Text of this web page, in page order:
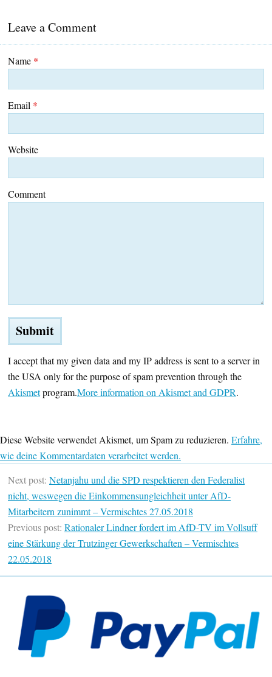
Leave a Comment
Name *
Email *
Website
Comment
I accept that my given data and my IP address is sent to a server in
the USA only for the purpose of spam prevention through the
Akismetprogram.More information on Akismet and GDPR.
Diese Website verwendet Akismet, um Spam zu reduzieren. Erfahre,
wie deine Kommentardaten verarbeitet werden.
Next post: Netanjahu und die SPD respektieren den Federalist
nicht, weswegen die Einkommensungleichheit unter AfD-
Mitarbeitern zunimmt – Vermischtes 27.05.2018
Previous post: Rationaler Lindner fordert im AfD-TV im Vollsuff
eine Stärkung der Trutzinger Gewerkschaften – Vermischtes
22.05.2018